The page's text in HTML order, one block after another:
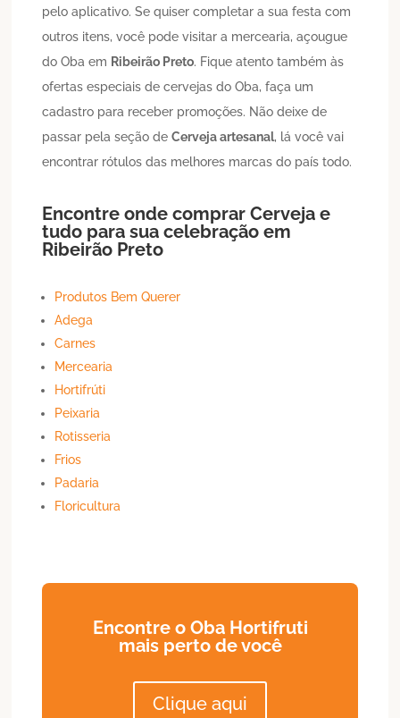
pelo aplicativo. Se quiser completar a sua festa com
outros itens, você pode visitar a mercearia, açougue
do Oba em Ribeirão Preto. Fique atento também às
ofertas especiais de cervejas do Oba, faça um
cadastro para receber promoções. Não deixe de
passar pela seção deCerveja artesanal, lá você vai
encontrar rótulos das melhores marcas do país todo.
Encontre onde comprarCerveja e
tudo para sua celebração em
Ribeirão Preto
Produtos Bem Querer
Adega
Carnes
Mercearia
Hortifrúti
Peixaria
Rotisseria
Frios
Padaria
Floricultura
Encontre o Oba Hortifruti
mais perto de você
Clique aqui